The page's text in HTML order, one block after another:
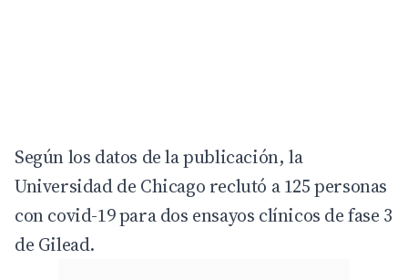
Según los datos de la publicación, la
Universidad de Chicago reclutó a 125 personas
con covid-19 para dos ensayos clínicos de fase 3
de Gilead.